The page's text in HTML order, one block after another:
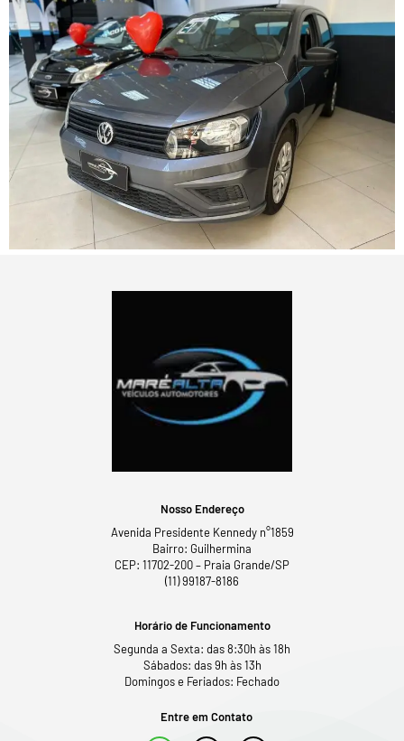
Nosso Endereço
Avenida Presidente Kennedy n°1859
Bairro: Guilhermina
CEP: 11702-200 – Praia Grande/SP
(11) 99187-8186
Horário de Funcionamento
Segunda a Sexta: das 8:30h às 18h
Sábados: das 9h às 13h
Domingos e Feriados: Fechado
Entre em Contato